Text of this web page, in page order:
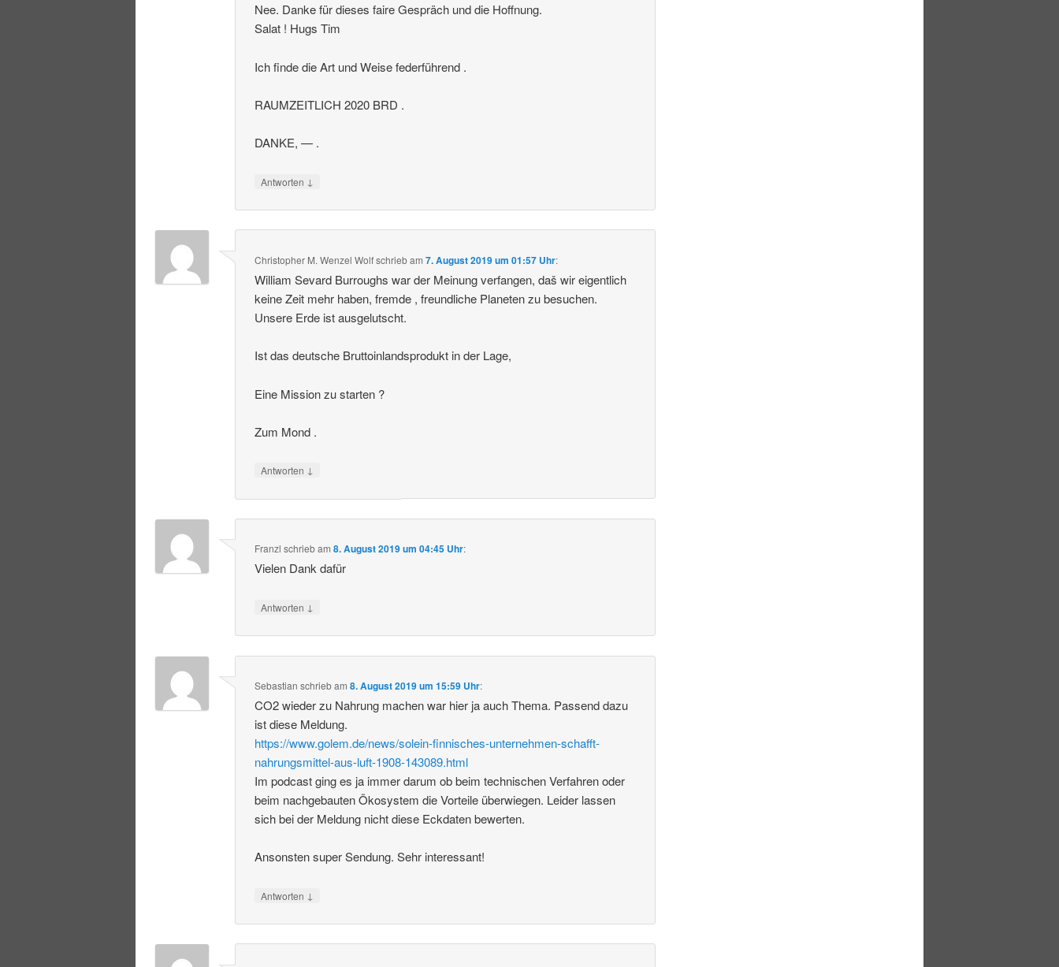
Nee. Danke für dieses faire Gespräch und die Hoffnung.
Salat ! Hugs Tim
Ich finde die Art und Weise federführend .
RAUMZEITLICH 2020 BRD .
DANKE, — .
Antworten ↓
Christopher M. Wenzel Wolfschriebam7. August 2019 um 01:57 Uhr:
William Sevard Burroughs war der Meinung verfangen, daš wir eigentlich
keine Zeit mehr haben, fremde , freundliche Planeten zu besuchen.
Unsere Erde ist ausgelutscht.
Ist das deutsche Bruttoinlandsprodukt in der Lage,
Eine Mission zu starten ?
Zum Mond .
Antworten ↓
Franzl schriebam8. August 2019 um 04:45 Uhr:
Vielen Dank dafür
Antworten ↓
Sebastian schriebam8. August 2019 um 15:59 Uhr:
CO2 wieder zu Nahrung machen war hier ja auch Thema. Passend dazu
ist diese Meldung.
https://www.golem.de/news/solein-finnisches-unternehmen-schafft-
nahrungsmittel-aus-luft-1908-143089.html
Im podcast ging es ja immer darum ob beim technischen Verfahren oder
beim nachgebauten Ökosystem die Vorteile überwiegen. Leider lassen
sich bei der Meldung nicht diese Eckdaten bewerten.
Ansonsten super Sendung. Sehr interessant!
Antworten ↓